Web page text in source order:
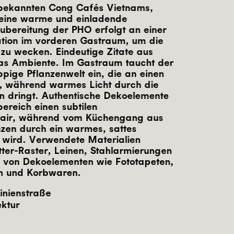
Cong Cafés Vietnams,
warme und einladende
der PHO erfolgt an einer
im vorderen Gastraum, um die
wecken. Eindeutige Zitate aus
Ambiente. Im Gastraum taucht der
Pflanzenwelt ein, die an einen
während warmes Licht durch die
dringt. Authentische Dekoelemente
einen subtilen
während vom Küchengang aus
durch ein warmes, sattes
Verwendete Materialien
Raster, Leinen, Stahlarmierungen
Dekoelementen wie Fototapeten,
und Korbwaren.